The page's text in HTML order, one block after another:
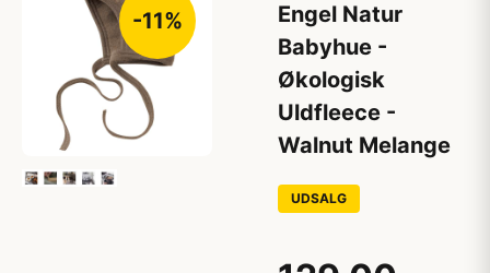
-11%
Engel Natur
Babyhue -
Økologisk
Uldfleece -
Walnut Melange
UDSALG